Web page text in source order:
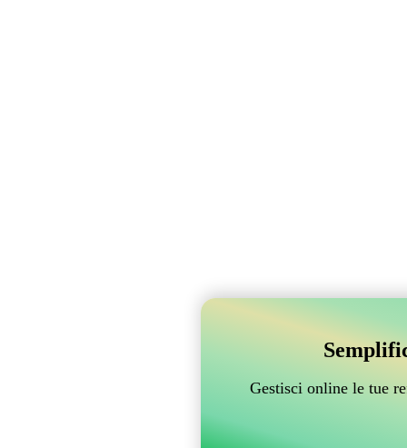
Gestisci online le tue